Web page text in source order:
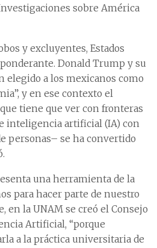
sobre América
y excluyentes, Estados
Donald Trump y su
elegido a los mexicanos como
y en ese contexto el
tiene que ver con fronteras
inteligencia artificial (IA) con
personas– se ha convertido
una herramienta de la
para hacer parte de nuestro
en la UNAM se creó el Consejo
Artificial, “porque
a la práctica universitaria de